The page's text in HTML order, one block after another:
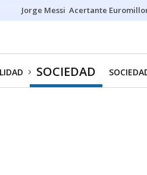
Jorge Messi Acertante
SOCIEDAD